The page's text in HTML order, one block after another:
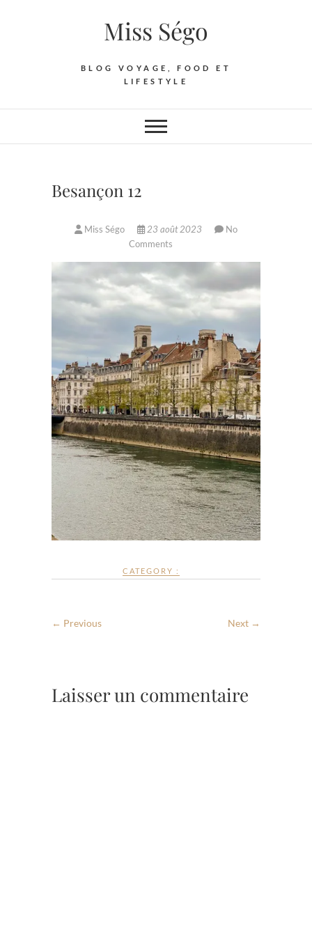
Miss Ségo
BLOG VOYAGE, FOOD ET
LIFESTYLE
Besançon 12
Miss Ségo 23 août 2023
No
Comments
CATEGORY :
← Previous Next →
Laisser un commentaire